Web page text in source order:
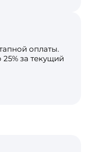
оплаты.
за текущий